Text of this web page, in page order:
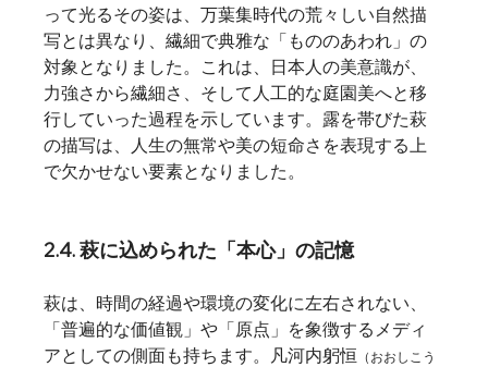
って光るその姿は、万葉集時代の荒々しい自然描
写とは異なり、繊細で典雅な「もののあわれ」の
対象となりました。これは、日本人の美意識が、
力強さから繊細さ、そして人工的な庭園美へと移
行していった過程を示しています。露を帯びた萩
の描写は、人生の無常や美の短命さを表現する上
で欠かせない要素となりました。
2.4. 萩に込められた「本心」の記憶
萩は、時間の経過や環境の変化に左右されない、
「普遍的な価値観」や「原点」を象徴するメディ
アとしての側面も持ちます。凡河内躬恒 （おおしこう